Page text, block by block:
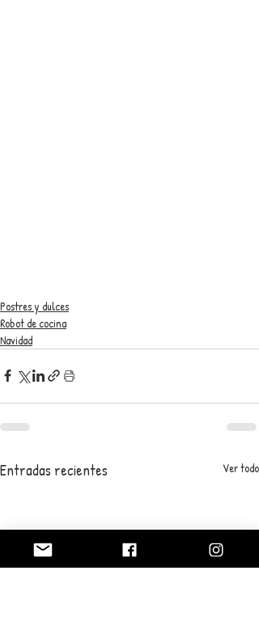
Postres y dulces
Robot de cocina
Navidad
Entradas recientes Ver todo